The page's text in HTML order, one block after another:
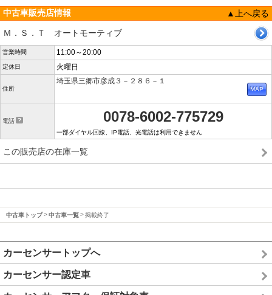
中古車販売店情報
▲上へ戻る
Ｍ．Ｓ．Ｔ オートモーティブ
営業時間 11:00～20:00
定休日 火曜日
住所
埼玉県三郷市彦成３－２８６－１
電話 0078-6002-775729
一部ダイヤル回線、IP電話、光電話は利用できません
この販売店の在庫一覧
中古車トップ 中古車一覧 掲載終了
カーセンサートップへ
カーセンサー認定車